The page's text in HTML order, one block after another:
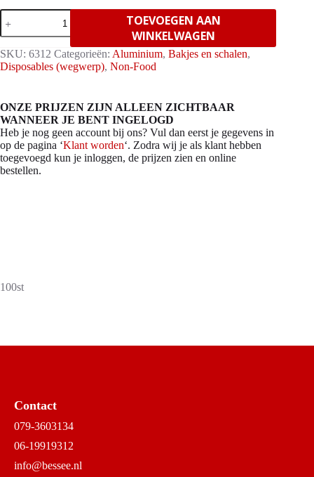
Aluminium
bak
1/2
gastro
60H-
HV
TOEVOEGEN AAN
WINKELWAGEN
SKU: 6312 Categorieën: Aluminium, Bakjes en schalen,
Disposables (wegwerp), Non-Food
ONZE PRIJZEN ZIJN ALLEEN ZICHTBAAR
WANNEER JE BENT INGELOGD
Heb je nog geen account bij ons? Vul dan eerst je gegevens in
op de pagina ‘Klant worden‘. Zodra wij je als klant hebben
toegevoegd kun je inloggen, de prijzen zien en online
bestellen.
100st
Contact
079-3603134
06-19919312
info@bessee.nl